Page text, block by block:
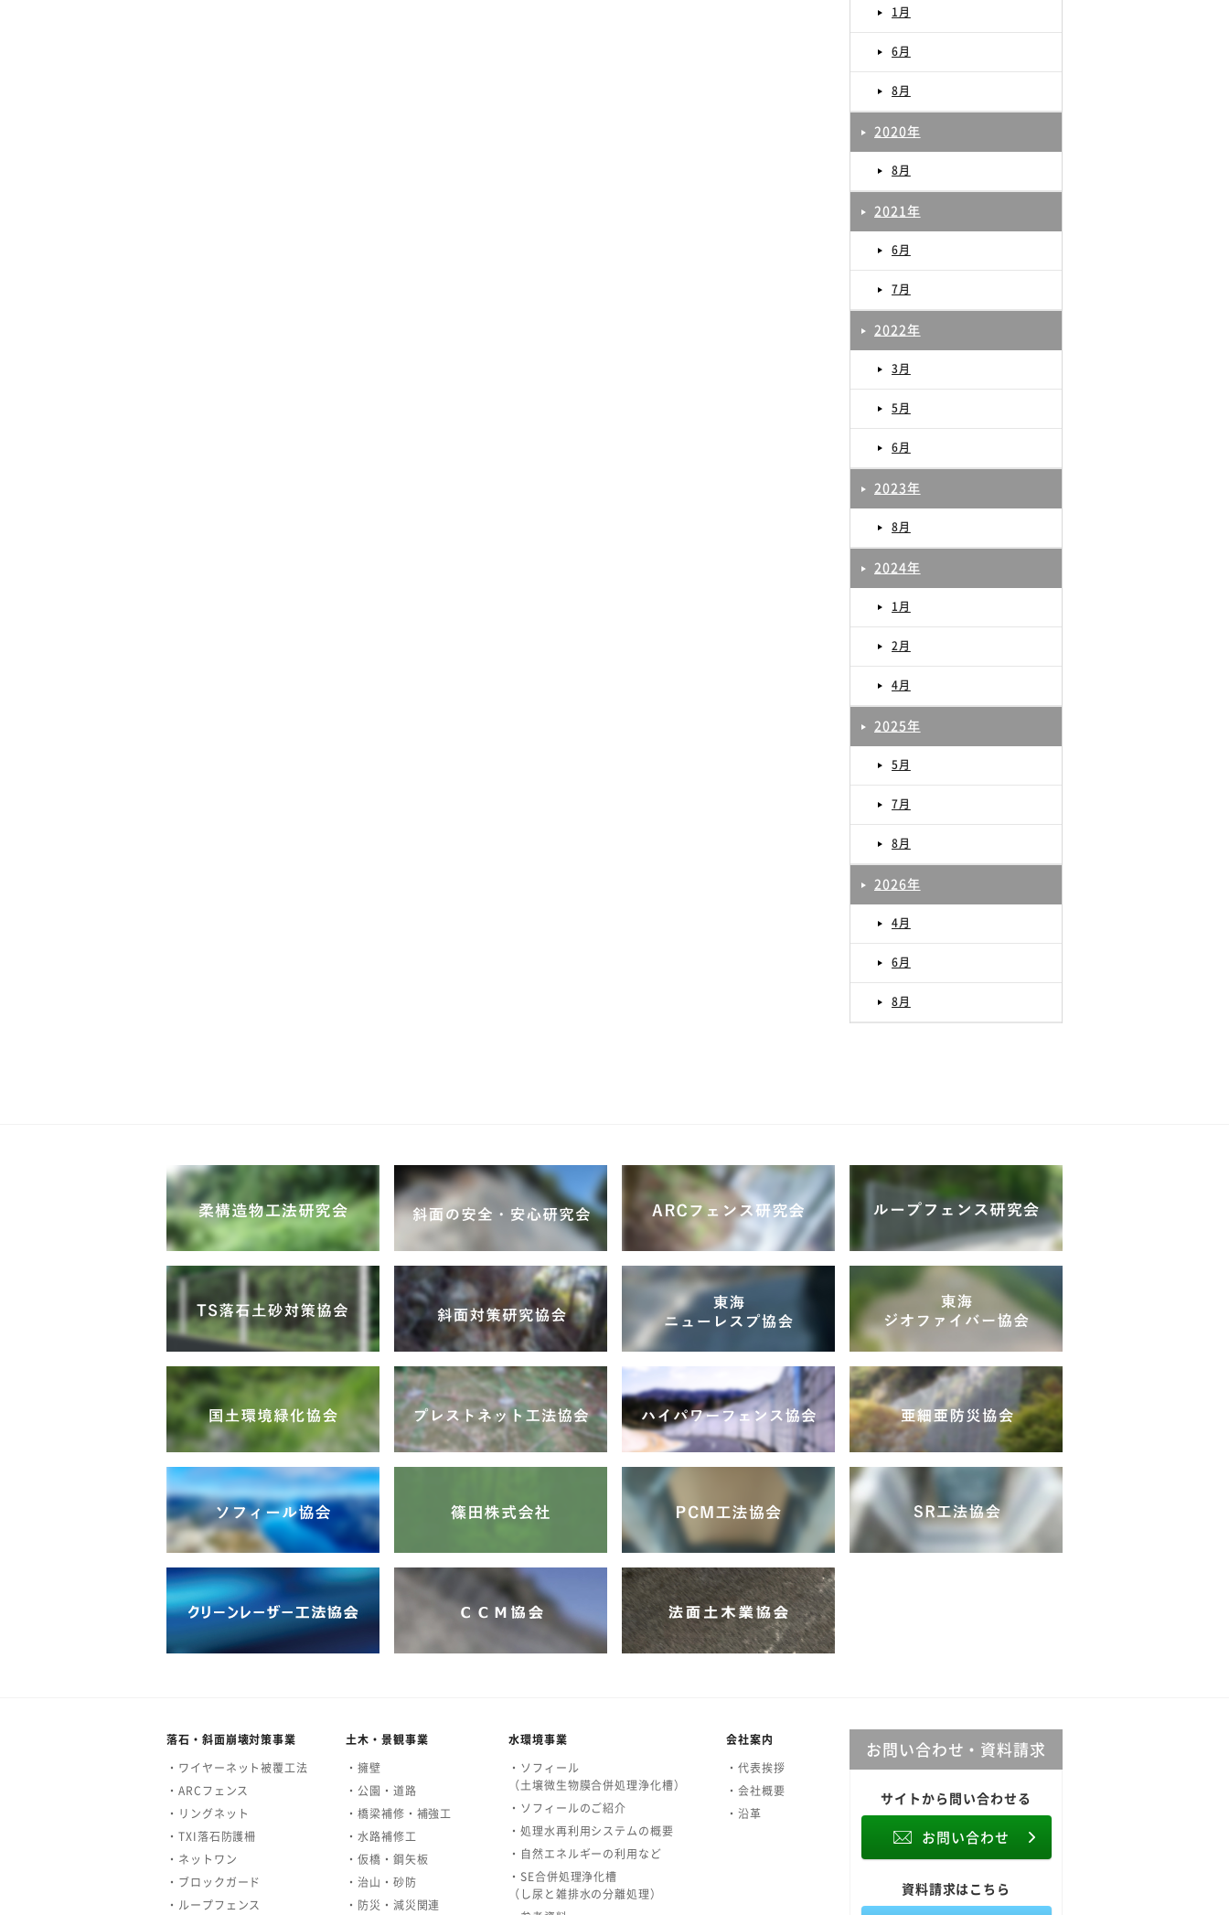
1月
6月
8月
2020年
8月
2021年
6月
7月
2022年
3月
5月
6月
2023年
8月
2024年
1月
2月
4月
2025年
5月
7月
8月
2026年
4月
6月
8月
落石・斜面崩壊対策事業
・ワイヤーネット被覆工法
・ARCフェンス
・リングネット
・TXI落石防護柵
・ネットワン
・ブロックガード
・ループフェンス
土木・景観事業
・擁壁
・公園・道路
・橋梁補修・補強工
・水路補修工
・仮橋・鋼矢板
・治山・砂防
・防災・減災関連
水環境事業
・ソフィール
（土壌微生物膜合併処理浄化槽）
・ソフィールのご紹介
・処理水再利用システムの概要
・自然エネルギーの利用など
・SE合併処理浄化槽
（し尿と雑排水の分離処理）
会社案内
・代表挨拶
・会社概要
・沿革
お問い合わせ・資料請求
サイトから問い合わせる
お問い合わせ
資料請求はこちら